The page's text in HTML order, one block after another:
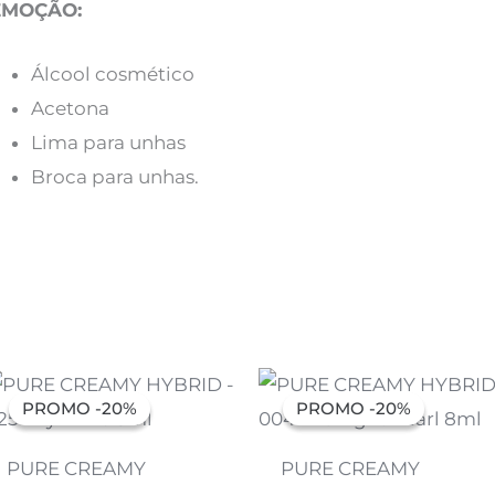
Álcool cosmético
Acetona
Lima para unhas
Broca para unhas.
PROMO -20%
PROMO -20%
PURE CREAMY
O
preço
original
7,07 €.
O
preço
atual
5,66 €.
PROMO -20%
PROMO -20%
PURE CREAMY
O
preço
original
7,07 €.
O
preço
atual
5,66 €.